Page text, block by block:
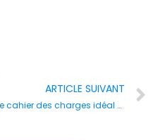
ARTICLE SUIVANT
Le cahier des charges idéal pour trouver ses locaux professionnels